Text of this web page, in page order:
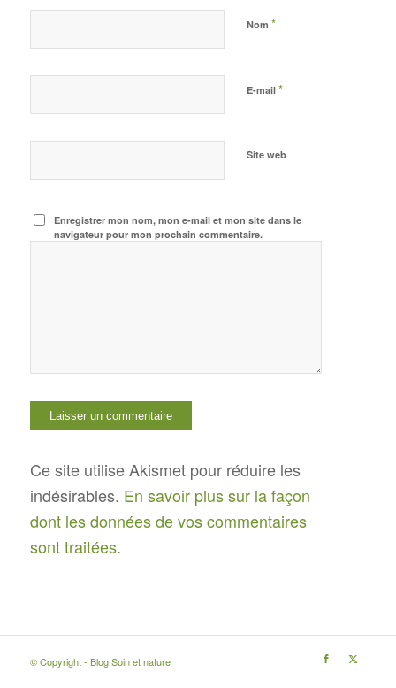
Nom *
E-mail *
Site web
Enregistrer mon nom, mon e-mail et mon site dans le
navigateur pour mon prochain commentaire.
Ce site utilise Akismet pour réduire les
indésirables. En savoir plus sur la façon
dont les données de vos commentaires
sont traitées.
© Copyright - Blog Soin et nature